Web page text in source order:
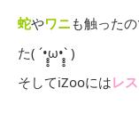
蛇やワニ も触った
た( ´•̥̥̥ω•̥̥̥` )
そしてiZooにはレ